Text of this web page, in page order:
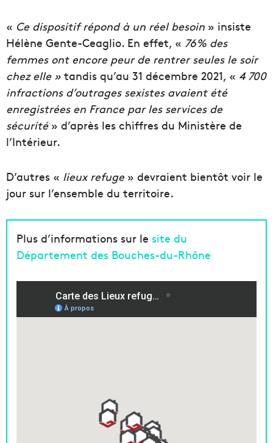
« Ce dispositif répond à un réel besoin » insiste
Hélène Gente-Ceaglio. En effet, « 76% des
femmes ont encore peur de rentrer seules le soir
chez elle » tandis qu’au 31 décembre 2021, « 4 700
infractions d’outrages sexistes avaient été
enregistrées en France par les services de
sécurité» d’après les chiffres du Ministère de
l’Intérieur.
D’autres « lieux refuge» devraient bientôt voir le
jour sur l’ensemble du territoire.
Plus d’informations sur le site du
Département des Bouches-du-Rhône